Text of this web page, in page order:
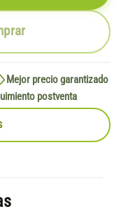
Mejor precio garantizado
postventa